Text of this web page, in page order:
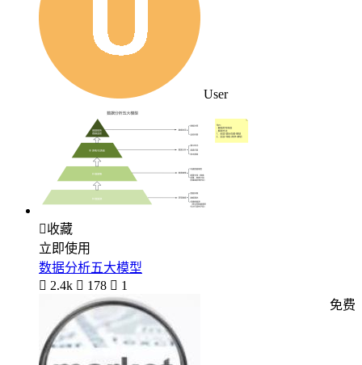
User
收藏
立即使用
数据分析五大模型
 2.4k  178  1
免费